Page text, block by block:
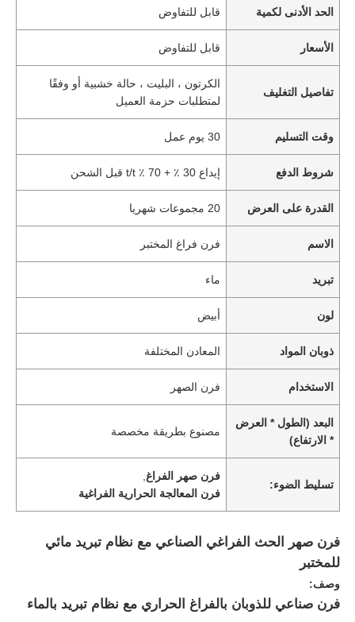
الحد الأدنى لكمية قابل للتفاوض
الأسعار قابل للتفاوض
تفاصيل التغليف
الكرتون ، البليت ، حالة خشبية أو وفقًا
لمتطلبات حزمة العميل
وقت التسليم 30 يوم عمل
شروط الدفع إيداع 30 ٪ + 70 ٪ t/t قبل الشحن
القدرة على العرض 20 مجموعات شهريا
الاسم فرن فراغ المختبر
تبريد ماء
لون أبيض
ذوبان المواد المعادن المختلفة
الاستخدام فرن الصهر
البعد (الطول * العرض
* الارتفاع)
مصنوع بطريقة مخصصة
تسليط الضوء:
فرن صهر الفراغ
فرن المعالجة الحرارية الفراغية
فرن صهر الحث الفراغي الصناعي مع نظام تبريد مائي
للمختبر
وصف:
فرن صناعي للذوبان بالفراغ الحراري مع نظام تبريد بالماء